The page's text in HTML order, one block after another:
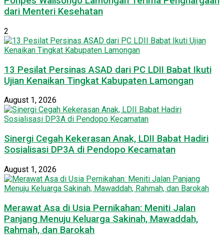
dari Menteri Kesehatan
2
13 Pesilat Persinas ASAD dari PC LDII Babat Ikuti
Ujian Kenaikan Tingkat Kabupaten Lamongan
August 1, 2026
Sinergi Cegah Kekerasan Anak, LDII Babat Hadiri
Sosialisasi DP3A di Pendopo Kecamatan
August 1, 2026
Merawat Asa di Usia Pernikahan: Meniti Jalan
Panjang Menuju Keluarga Sakinah, Mawaddah,
Rahmah, dan Barokah